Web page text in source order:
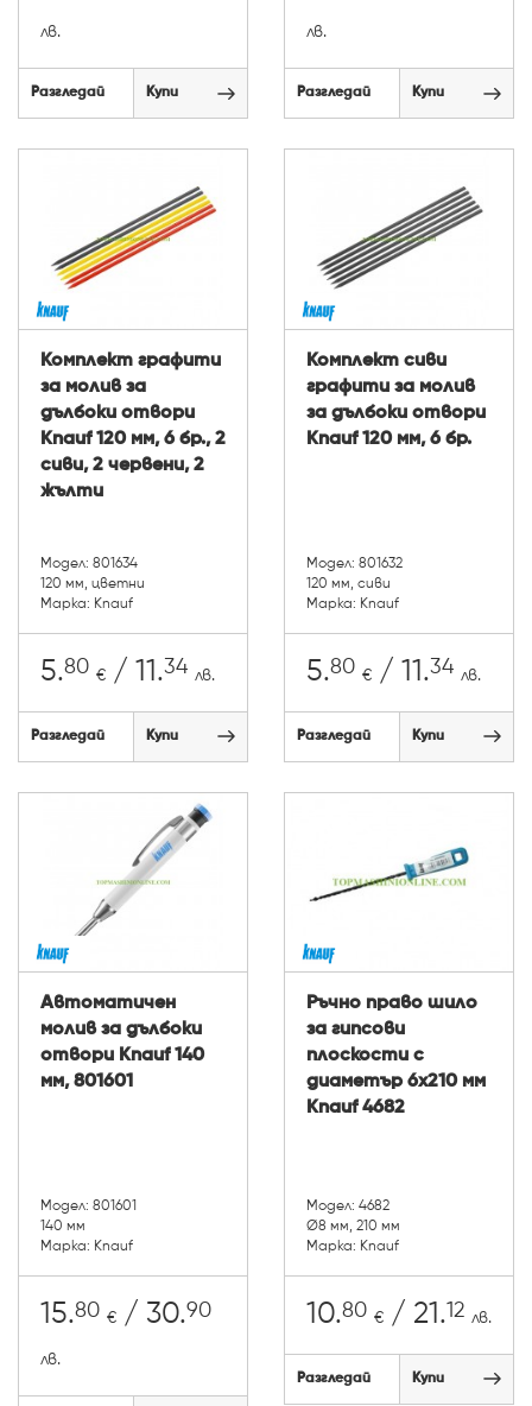
лв.
Разгледай Купи
лв.
Разгледай Купи
Комплект графити
за молив за
дълбоки отвори
Knauf 120 мм, 6 бр., 2
сиви, 2 червени, 2
жълти
Модел: 801634
120 мм, цветни
Марка: Knauf
5.80 € / 11.34 лв.
Разгледай Купи
Комплект сиви
графити за молив
за дълбоки отвори
Knauf 120 мм, 6 бр.
Модел: 801632
120 мм, сиви
Марка: Knauf
5.80 € / 11.34 лв.
Разгледай Купи
Автоматичен
молив за дълбоки
отвори Knauf 140
мм, 801601
Модел: 801601
140 мм
Марка: Knauf
15.80 € / 30.90
лв.
Ръчно право шило
за гипсови
плоскости с
диаметър 6x210 мм
Knauf 4682
Модел: 4682
Ø8 мм, 210 мм
Марка: Knauf
10.80 € / 21.12 лв.
Разгледай Купи